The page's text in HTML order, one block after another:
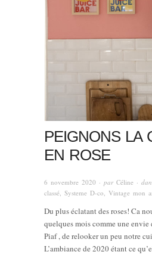
PEIGNONS LA
EN ROSE
6 novembre 2020 · par Céline ·
classé Systeme D-co Vintage mon
Du plus éclatant des roses! Ca
quelques mois comme une
Piaf , de relooker un peu notre
L’ambiance de 2020 étant ce